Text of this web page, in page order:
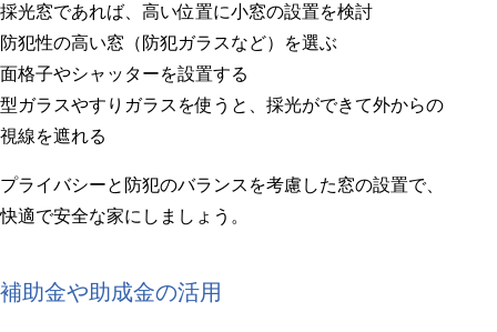
採光窓であれば、高い位置に小窓の設置を検討
防犯性の高い窓（防犯ガラスなど）を選ぶ
面格子やシャッターを設置する
型ガラスやすりガラスを使うと、採光ができて外からの
視線を遮れる
プライバシーと防犯のバランスを考慮した窓の設置で、
快適で安全な家にしましょう。
補助金や助成金の活用